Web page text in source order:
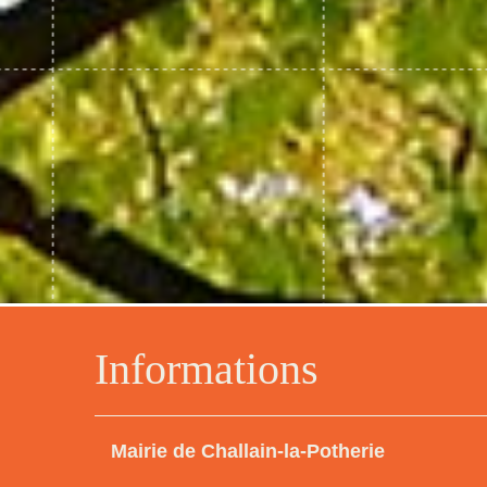
Informations
Mairie de Challain-la-Potherie